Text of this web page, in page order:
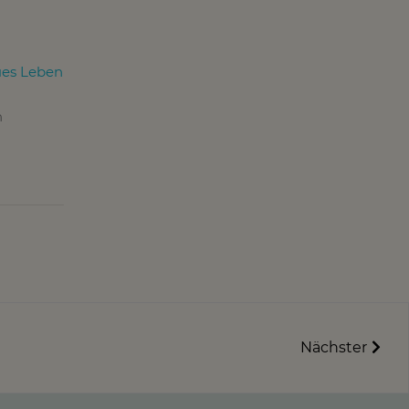
Leben
Nächster